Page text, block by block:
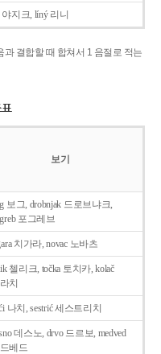
야지크, líný 리니
과 결합할 때 합쳐서 1 음절로 적는
보기
보그, drobnjak 드로브냐크,
포그레브
치가라, novac 노바츠
첼리크, točka 토치카, kolač
치
나치, sestrić 세스트리치
데스노, drvo 드르보, medved
베드